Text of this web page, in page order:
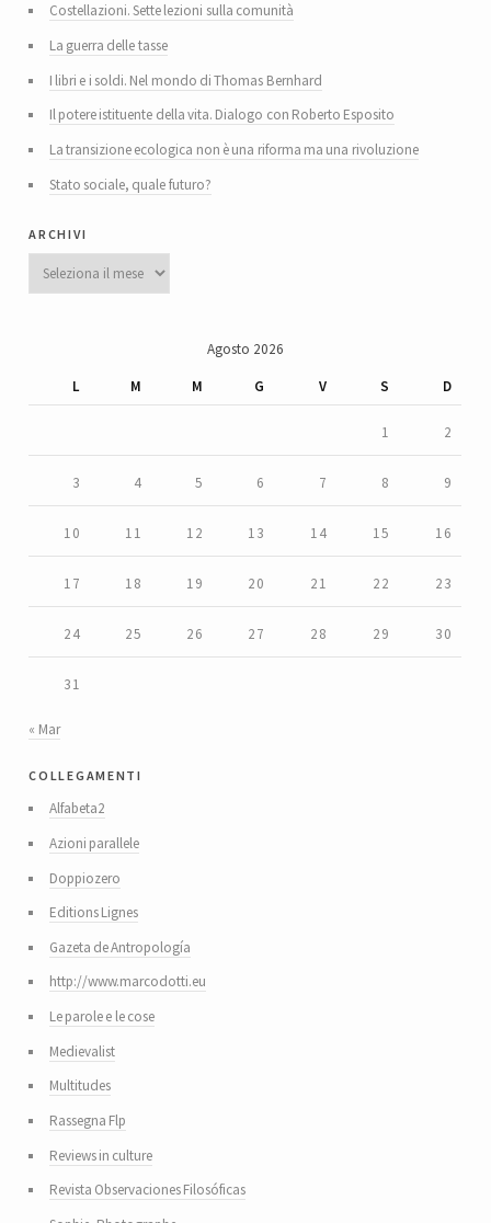
Costellazioni. Sette lezioni sulla comunità
La guerra delle tasse
I libri e i soldi. Nel mondo di Thomas Bernhard
Il potere istituente della vita. Dialogo con Roberto Esposito
La transizione ecologica non è una riforma ma una rivoluzione
Stato sociale, quale futuro?
archivi
Archivi
Agosto 2026
L
M M G V S D
1 2
3 4 5 6 7 8 9
10 11 12 13 14 15 16
17 18 19 20 21 22 23
24 25 26 27 28 29 30
31
« Mar
collegamenti
Alfabeta2
Azioni parallele
Doppiozero
Editions Lignes
Gazeta de Antropología
http://www.marcodotti.eu
Le parole e le cose
Medievalist
Multitudes
Rassegna Flp
Reviews in culture
Revista Observaciones Filosóficas